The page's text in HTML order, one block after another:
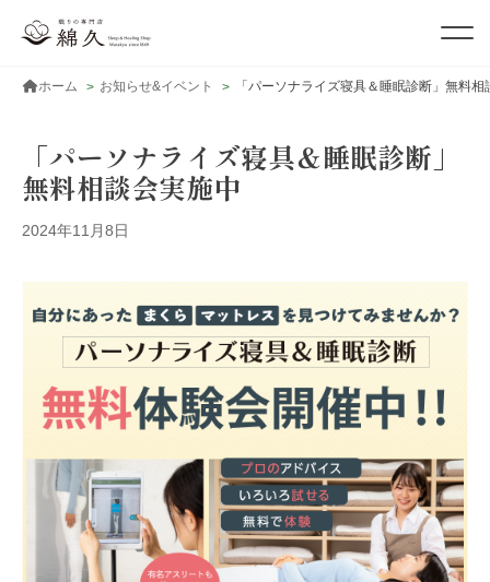
ホーム お知らせ&イベント 「パーソナライズ寝具＆睡眠診断」無料相
「パーソナライズ寝具＆睡眠診断」
無料相談会実施中
2024年11月8日